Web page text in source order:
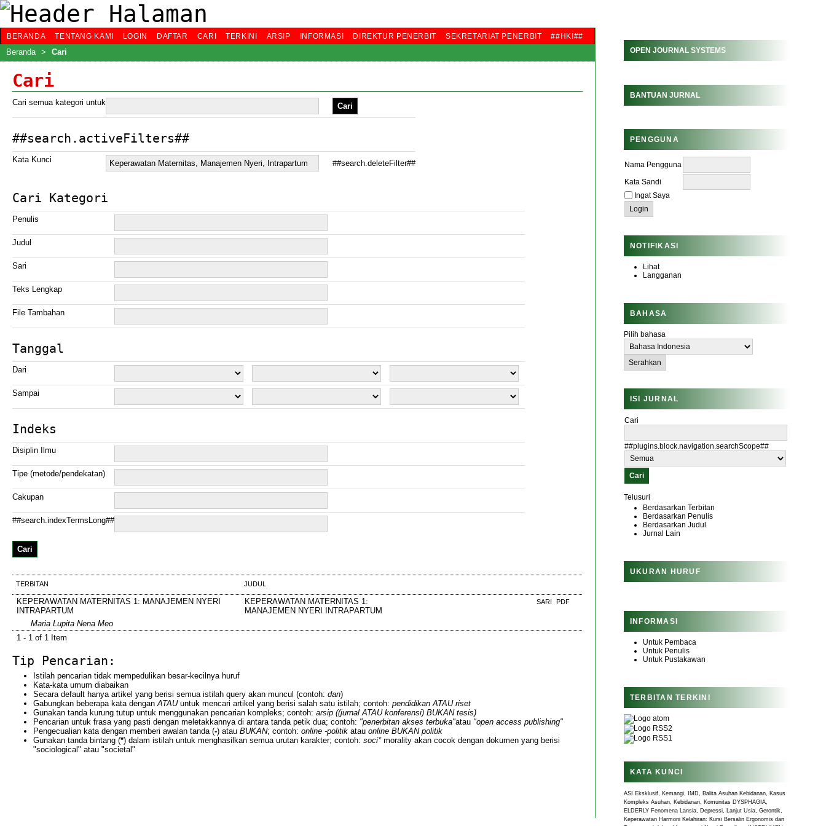
OPEN JOURNAL SYSTEMS
BANTUAN JURNAL
PENGGUNA
Nama Pengguna
Kata Sandi
Ingat Saya
NOTIFIKASI
Lihat
Langganan
BAHASA
Pilih bahasa
ISI JURNAL
Cari
##plugins.block.navigation.searchScope##
Telusuri
Berdasarkan Terbitan
Berdasarkan Penulis
Berdasarkan Judul
Jurnal Lain
UKURAN HURUF
INFORMASI
Untuk Pembaca
Untuk Penulis
Untuk Pustakawan
TERBITAN TERKINI
KATA KUNCI
ASI Eksklusif, Kemangi, IMD, Balita Asuhan Kebidanan, Kasus
Kompleks Asuhan, Kebidanan, Komunitas DYSPHAGIA,
ELDERLY Fenomena Lansia, Depressi, Lanjut Usia, Gerontik,
Keperawatan Harmoni Kelahiran: Kursi Bersalin Ergonomis dan
BERANDA TENTANG KAMI LOGIN DAFTAR CARI TERKINI ARSIP INFORMASI DIREKTUR PENERBIT SEKRETARIAT PENERBIT ##HKI##
Beranda > Cari
Cari
Cari semua kategori untuk
##search.activeFilters##
Kata Kunci ##search.deleteFilter##
Cari Kategori
Penulis
Judul
Sari
Teks Lengkap
File Tambahan
Tanggal
Dari
Sampai
Indeks
Disiplin Ilmu
Tipe (metode/pendekatan)
Cakupan
##search.indexTermsLong##
TERBITAN JUDUL
KEPERAWATAN MATERNITAS 1: MANAJEMEN NYERI
INTRAPARTUM
KEPERAWATAN MATERNITAS 1:
MANAJEMEN NYERI INTRAPARTUM
SARI PDF
Maria Lupita Nena Meo
1 - 1 of 1 Item
Tip Pencarian:
Istilah pencarian tidak mempedulikan besar-kecilnya huruf
Kata-kata umum diabaikan
Secara default hanya artikel yang berisi semua istilah query akan muncul (contoh: dan)
Gabungkan beberapa kata denganATAUuntuk mencari artikel yang berisi salah satu istilah; contoh: pendidikan ATAU riset
Gunakan tanda kurung tutup untuk menggunakan pencarian kompleks; contoh: arsip ((jurnal ATAU konferensi) BUKAN tesis)
Pencarian untuk frasa yang pasti dengan meletakkannya di antara tanda petik dua; contoh: "penerbitan akses terbuka"atau "open access publishing"
Pengecualian kata dengan memberi awalan tanda (-) atau BUKAN; contoh: online -politikatau online BUKAN politik
Gunakan tanda bintang (*) dalam istilah untuk menghasilkan semua urutan karakter; contoh: soci*morality akan cocok dengan dokumen yang berisi
"sociological" atau "societal"